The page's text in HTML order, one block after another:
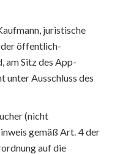
juristische
öffentlich-
am Sitz des App-
unter Ausschluss des
(nicht
gemäß Art. 4 der
auf die